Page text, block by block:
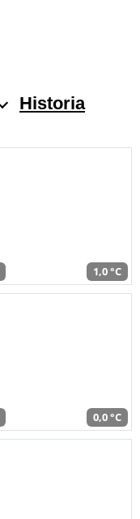
Historia
1,0 °C
0,0 °C